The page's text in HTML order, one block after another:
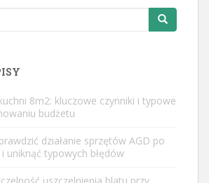
8m2: kluczowe czynniki i typowe
budżetu
działanie sprzętów AGD po
uniknąć typowych błędów